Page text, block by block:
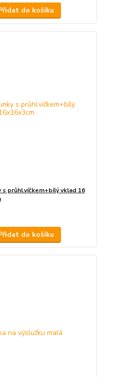
do košíku
s průhl.víčkem+bílý vklad 16
do košíku